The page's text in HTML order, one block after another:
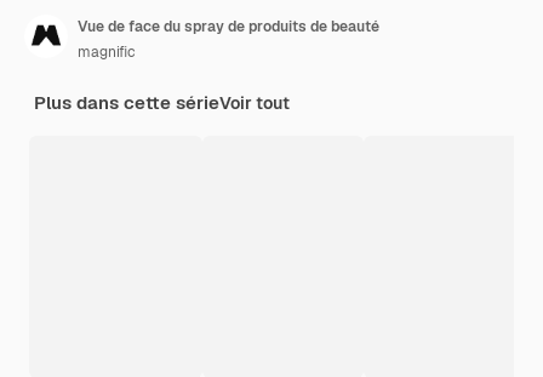
Vue de face du spray de produits de beauté
magnific
Plus dans cette sérieVoir tout